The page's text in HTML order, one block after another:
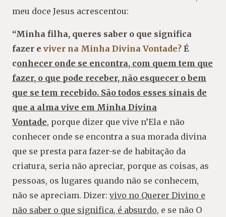
meu doce Jesus acrescentou:
“Minha filha, queres saber o que significa
fazer e viver na Minha Divina Vontade? É
conhecer onde se encontra, com quem tem que
fazer, o que pode receber, não esquecer o bem
que se tem recebido. São todos esses sinais de
que a alma vive em Minha Divina
Vontade, porque dizer que vive n’Ela e não
conhecer onde se encontra a sua morada divina
que se presta para fazer-se de habitação da
criatura, seria não apreciar, porque as coisas, as
pessoas, os lugares quando não se conhecem,
não se apreciam. Dizer: vivo no Querer Divino e
não saber o que significa, é absurdo, e se não O